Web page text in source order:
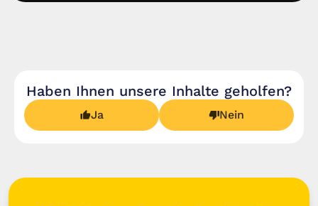
Haben Ihnen unsere Inhalte geholfen?
Ja Nein